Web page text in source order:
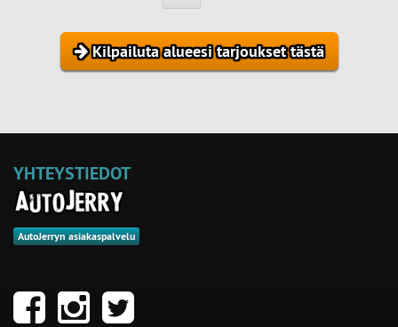
Kilpailuta alueesi tarjoukset tästä
YHTEYSTIEDOT
AutoJerryn asiakaspalvelu